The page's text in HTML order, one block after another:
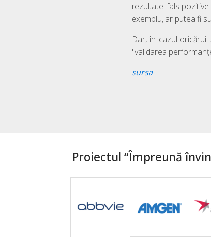
rezultate fals-
exemplu, ar putea fi
Dar, în cazul
"validarea
sursa
Proiectul “Împreună